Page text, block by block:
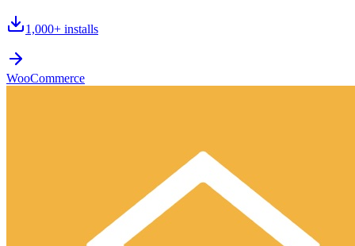
1,000+ installs
WooCommerce